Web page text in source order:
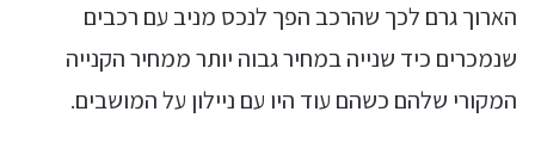
הארוך גרם לכך שהרכב הפך לנכס מניב עם רכבים
שנמכרים כיד שנייה במחיר גבוה יותר ממחיר הקנייה
המקורי שלהם כשהם עוד היו עם ניילון על המושבים.